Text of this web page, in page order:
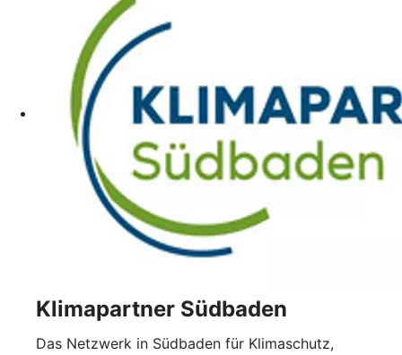
Klimapartner Südbaden
Das Netzwerk in Südbaden für Klimaschutz,